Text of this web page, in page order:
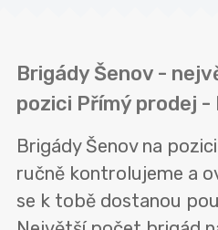
Brigády Šenov -
pozici Přímý prodej -
Brigády Šenov na
ručně kontrolujeme a
se k tobě dostanou